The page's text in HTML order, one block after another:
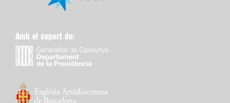
Amb el suport de: